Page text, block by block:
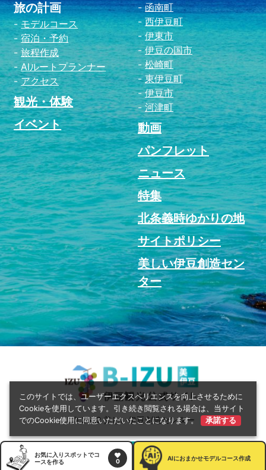
このサイトでは、ユーザーエクスペリエンスを向上させるために
Cookieを使用しています。引き続き閲覧される場合は、当サイト
でのCookie使用に同意いただいたことになります。
承諾する
お気に入りスポットでコ
ースを作る
0 AIにおまかせモデルコース作成
旅の計画
モデルコース
宿泊・予約
旅程作成
AIルートプランナー
アクセス
観光・体験
イベント
函南町
西伊豆町
伊東市
伊豆の国市
松崎町
東伊豆町
伊豆市
河津町
動画
パンフレット
ニュース
特集
北条義時ゆかりの地
サイトポリシー
美しい伊豆創造セン
ター
© 2022 美しい伊豆創造センター